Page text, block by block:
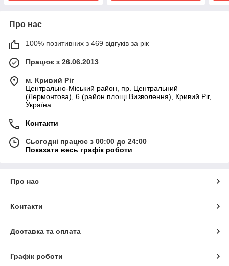
Про нас
100% позитивних з 469 відгуків за рік
Працює з 26.06.2013
м. Кривий Ріг
Центрально-Міський район, пр. Центральний
(Лермонтова), 6 (район площі Визволення), Кривий Ріг,
Україна
Контакти
Сьогодні працює з 00:00 до 24:00
Показати весь графік роботи
Про нас
Контакти
Доставка та оплата
Графік роботи